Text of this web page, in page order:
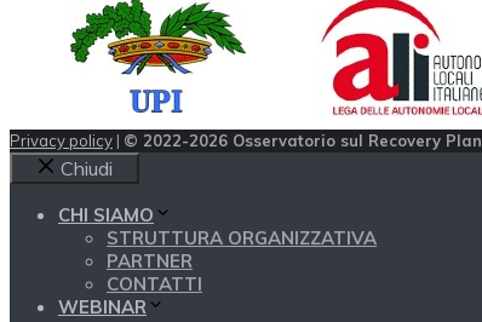
Privacy policy | © 2022-2026 Osservatorio sul Recovery Plan
Chiudi
CHI SIAMO
STRUTTURA ORGANIZZATIVA
PARTNER
CONTATTI
WEBINAR